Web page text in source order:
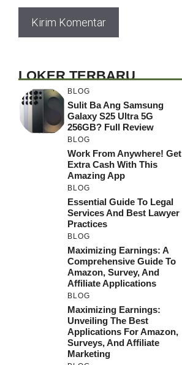
LOKER TERBARU
BLOG
Sulit Ba Ang Samsung
Galaxy S25 Ultra 5G
256GB? Full Review
BLOG
Work From Anywhere! Get
Extra Cash With This
Amazing App
BLOG
Essential Guide To Legal
Services And Best Lawyer
Practices
BLOG
Maximizing Earnings: A
Comprehensive Guide To
Amazon, Survey, And
Affiliate Applications
BLOG
Maximizing Earnings:
Unveiling The Best
Applications For Amazon,
Surveys, And Affiliate
Marketing